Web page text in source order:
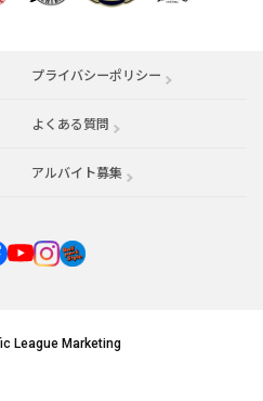
プライバシーポリシー
よくある質問
アルバイト募集 （別ウィンドウで開く
League Marketing